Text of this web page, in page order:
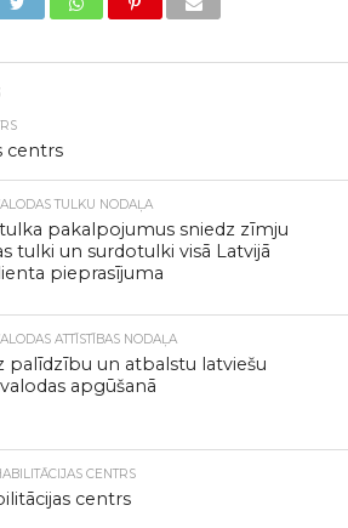
centrs
TULKU NODAĻA
pakalpojumus sniedz zīmju
tulki un surdotulki visā Latvijā
pieprasījuma
ATTĪSTĪBAS NODAĻA
palīdzību un atbalstu latviešu
apgūšanā
CENTRS
centrs